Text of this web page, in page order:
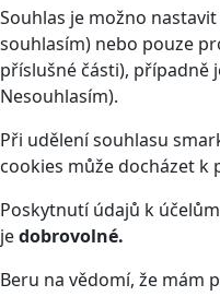
Souhlas je možno
souhlasím) nebo pouze
příslušné části), případně
Nesouhlasím).
Při udělení souhlasu
cookies může docházet k
Poskytnutí údajů k
jedobrovolné.
Beru na vědomí, že mám